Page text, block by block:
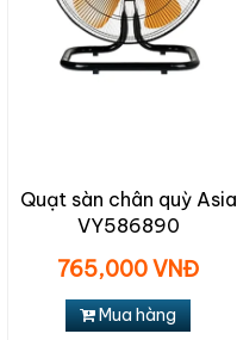
Quạt sàn chân quỳ Asia
VY586890
765,000 VNĐ
Mua hàng